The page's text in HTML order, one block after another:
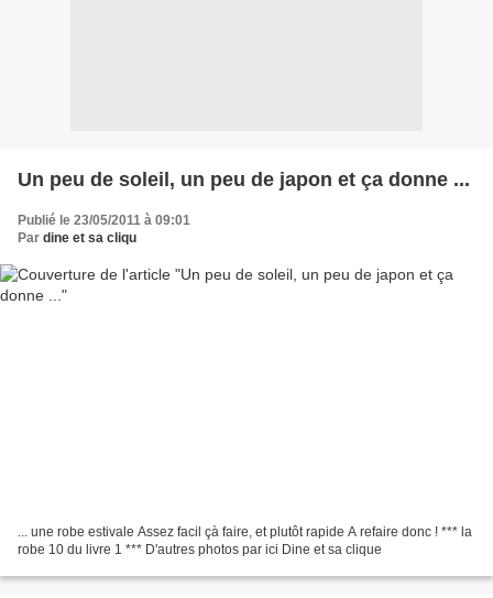
Un peu de soleil, un peu de japon et ça donne ...
Publié le 23/05/2011 à 09:01
Par dine et sa cliqu
... une robe estivale Assez facil çà faire, et plutôt rapide A refaire donc ! *** la
robe 10 du livre 1 *** D'autres photos par ici Dine et sa clique